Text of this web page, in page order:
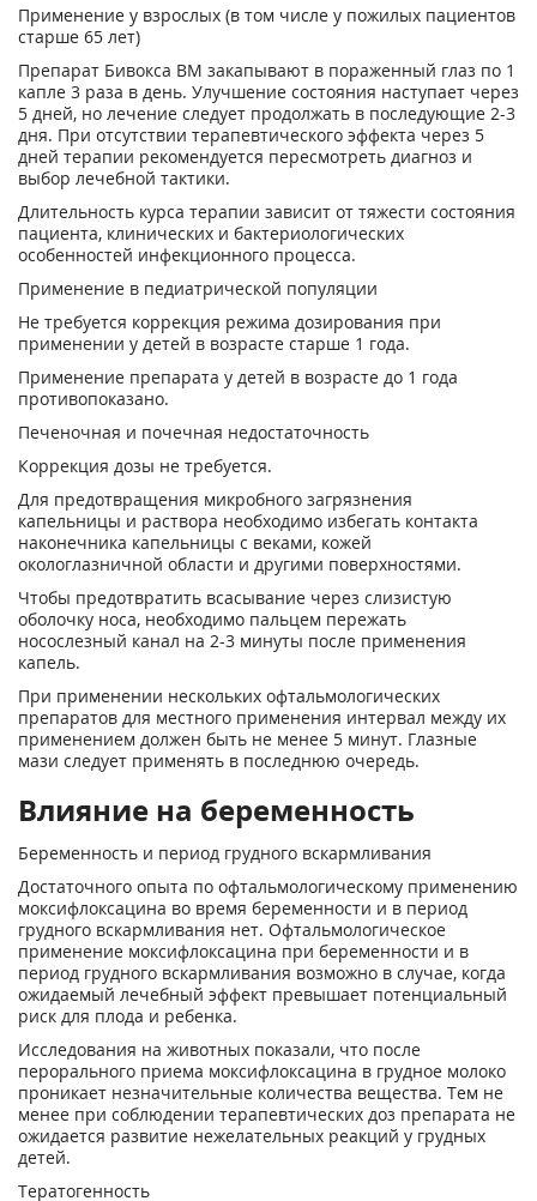
Применение у взрослых (в том числе у пожилых пациентов
старше 65 лет)
Препарат Бивокса ВМ закапывают в пораженный глаз по 1
капле 3 раза в день. Улучшение состояния наступает через
5 дней, но лечение следует продолжать в последующие 2-3
дня. При отсутствии терапевтического эффекта через 5
дней терапии рекомендуется пересмотреть диагноз и
выбор лечебной тактики.
Длительность курса терапии зависит от тяжести состояния
пациента, клинических и бактериологических
особенностей инфекционного процесса.
Применение в педиатрической популяции
Не требуется коррекция режима дозирования при
применении у детей в возрасте старше 1 года.
Применение препарата у детей в возрасте до 1 года
противопоказано.
Печеночная и почечная недостаточность
Коррекция дозы не требуется.
Для предотвращения микробного загрязнения
капельницы и раствора необходимо избегать контакта
наконечника капельницы с веками, кожей
окологлазничной области и другими поверхностями.
Чтобы предотвратить всасывание через слизистую
оболочку носа, необходимо пальцем пережать
носослезный канал на 2-3 минуты после применения
капель.
При применении нескольких офтальмологических
препаратов для местного применения интервал между их
применением должен быть не менее 5 минут. Глазные
мази следует применять в последнюю очередь.
Влияние на беременность
Беременность и период грудного вскармливания
Достаточного опыта по офтальмологическому применению
моксифлоксацина во время беременности и в период
грудного вскармливания нет. Офтальмологическое
применение моксифлоксацина при беременности и в
период грудного вскармливания возможно в случае, когда
ожидаемый лечебный эффект превышает потенциальный
риск для плода и ребенка.
Исследования на животных показали, что после
перорального приема моксифлоксацина в грудное молоко
проникает незначительные количества вещества. Тем не
менее при соблюдении терапевтических доз препарата не
ожидается развитие нежелательных реакций у грудных
детей.
Тератогенность